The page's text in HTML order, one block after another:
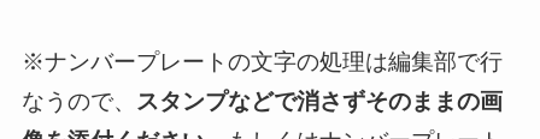
※ナンバープレートの文字の処理は編集部で行
なうので、 スタンプなどで消さずそのままの画